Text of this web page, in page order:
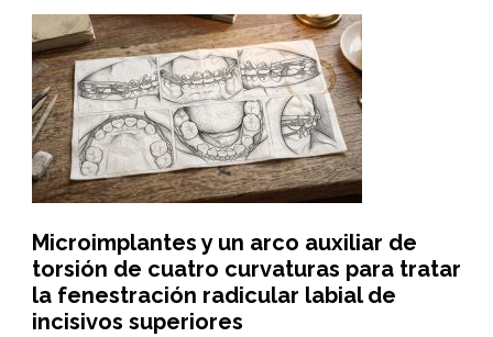
Microimplantes y un arco auxiliar de
torsión de cuatro curvaturas para tratar
la fenestración radicular labial de
incisivos superiores